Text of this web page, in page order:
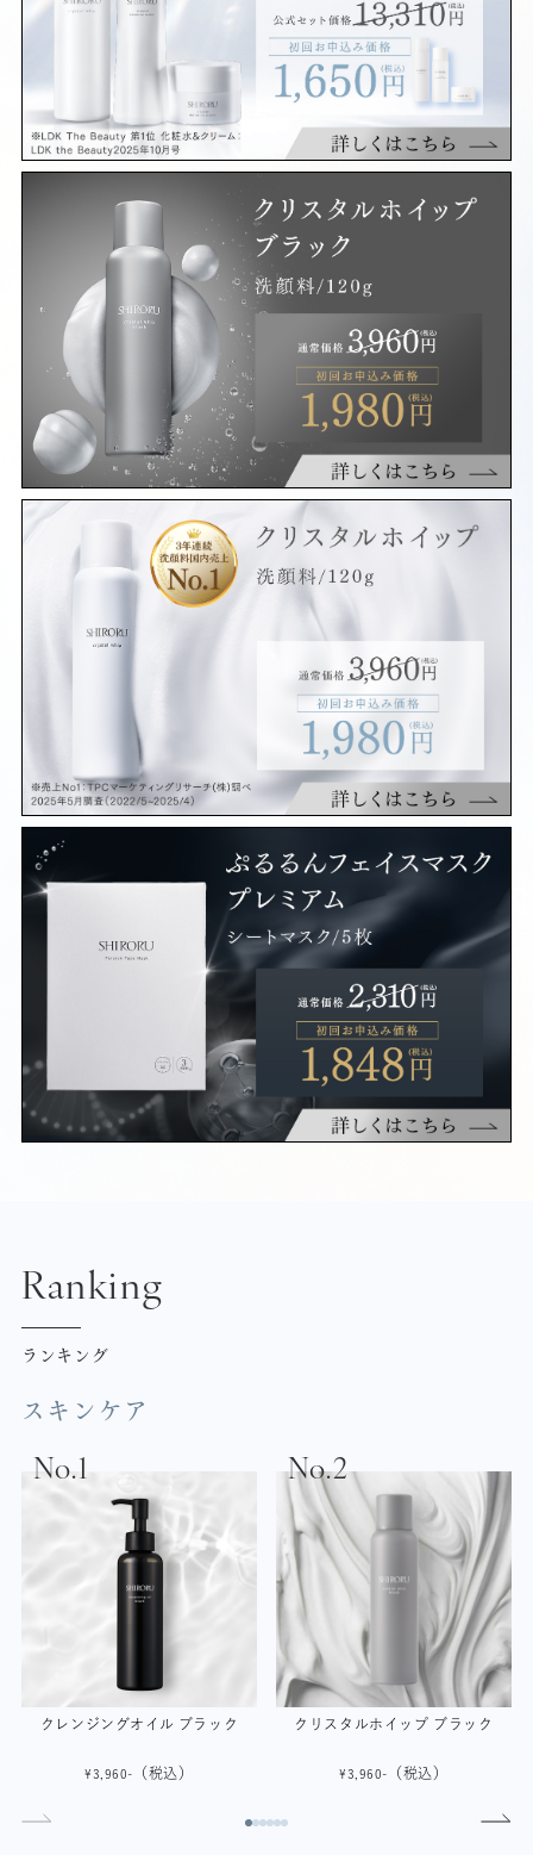
Ranking
ランキング
スキンケア
クレンジングオイル ブラック
¥3,960- （税込）
クリスタルホイップ ブラック
¥3,960- （税込）